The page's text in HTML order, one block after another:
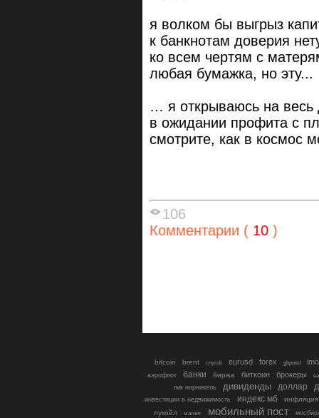
я волком бы выгрыз
к банкнотам доверия
ко всем чертям с
любая бумажка, но эту...
… я открываюсь на весь
в ожидании профита с
смотрите, как в космос
106
Комментарии ( 10 )
bitcoin brent cnyrub eurusd forex gbpusd
аэрофлот банки биржа биткоин брокеры
гмк норникель
дивиденды доллар
инвестиции в недвижимость индекс мб
инфляция
лукойл
магнит мобильный пост